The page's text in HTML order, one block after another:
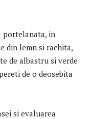
portelanata, in
din lemn si rachita,
de albastru si verde
de o deosebita
si evaluarea